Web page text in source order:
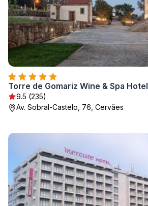
Torre de Gomariz Wine & Spa Hotel
9.5 (235)
Av. Sobral-Castelo, 76, Cervães